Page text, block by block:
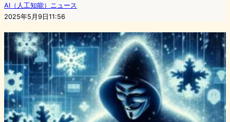
AI（人工知能）ニュース
2025年5月9日11:56